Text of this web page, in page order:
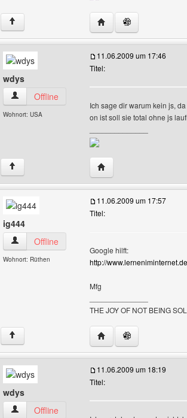
↑ Website dieses
wdys
wdys Benutzer-Profile anzeigen
Offline
Wohnort: USA
11.06.2009 um 17:46
Titel:
Ich sage dir warum kein js,
on ist soll sie total ohne js
↑ Website dieses
ig444
ig444 Benutzer-Profile anzeigen
Offline
Wohnort: Rüthen
11.06.2009 um 17:57
Titel:
Google hilft:
http://
Mfg
THE JOY OF NOT BEING
↑ Website dieses
wdys
wdys Benutzer-Profile anzeigen
Offline
11.06.2009 um 18:19
Titel: